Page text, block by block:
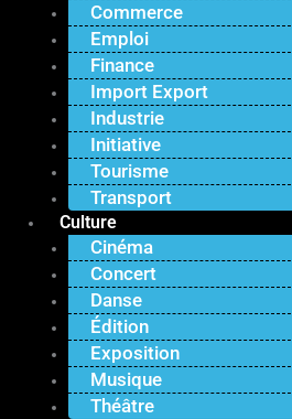
Commerce
Emploi
Finance
Import Export
Industrie
Initiative
Tourisme
Transport
Culture
Cinéma
Concert
Danse
Édition
Exposition
Musique
Théâtre